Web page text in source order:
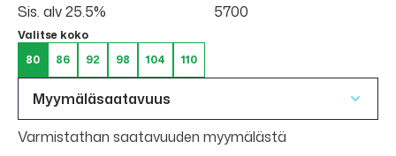
Sis. alv 25.5%
5700
Valitse koko
80
86 92 98 104 110
Myymäläsaatavuus
Varmistathan saatavuuden myymälästä